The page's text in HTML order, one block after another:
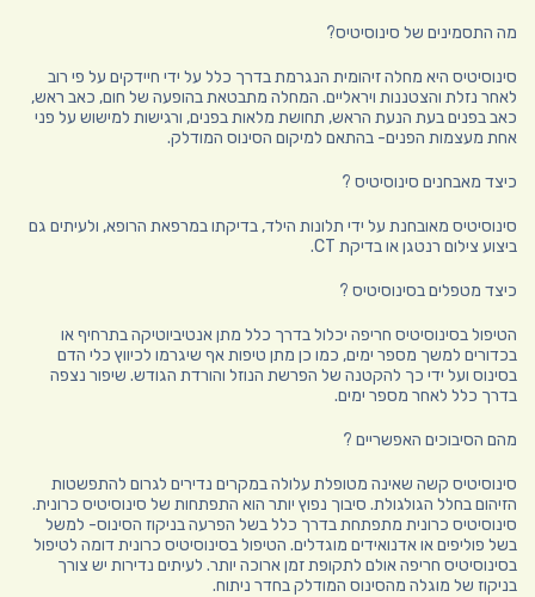
מה התסמינים של סינוסיטיס?
סינוסיטיס היא מחלה זיהומית הנגרמת בדרך כלל על ידי חיידקים על פי רוב
לאחר נזלת והצטננות ויראליים. המחלה מתבטאת בהופעה של חום, כאב ראש,
כאב בפנים בעת הנעת הראש, תחושת מלאות בפנים, ורגישות למישוש על פני
אחת מעצמות הפנים- בהתאם למיקום הסינוס המודלק.
כיצד מאבחנים סינוסיטיס ?
סינוסיטיס מאובחנת על ידי תלונות הילד, בדיקתו במרפאת הרופא, ולעיתים גם
ביצוע צילום רנטגן או בדיקת CT.
כיצד מטפלים בסינוסיטיס ?
הטיפול בסינוסיטיס חריפה יכלול בדרך כלל מתן אנטיביוטיקה בתרחיף או
בכדורים למשך מספר ימים, כמו כן מתן טיפות אף שיגרמו לכיווץ כלי הדם
בסינוס ועל ידי כך להקטנה של הפרשת הנוזל והורדת הגודש. שיפור נצפה
בדרך כלל לאחר מספר ימים.
מהם הסיבוכים האפשריים ?
סינוסיטיס קשה שאינה מטופלת עלולה במקרים נדירים לגרום להתפשטות
הזיהום בחלל הגולגולת. סיבוך נפוץ יותר הוא התפתחות של סינוסיטיס כרונית.
סינוסיטיס כרונית מתפתחת בדרך כלל בשל הפרעה בניקוז הסינוס- למשל
בשל פוליפים או אדנואידים מוגדלים. הטיפול בסינוסיטיס כרונית דומה לטיפול
בסינוסיטיס חריפה אולם לתקופת זמן ארוכה יותר. לעיתים נדירות יש צורך
בניקוז של מוגלה מהסינוס המודלק בחדר ניתוח.